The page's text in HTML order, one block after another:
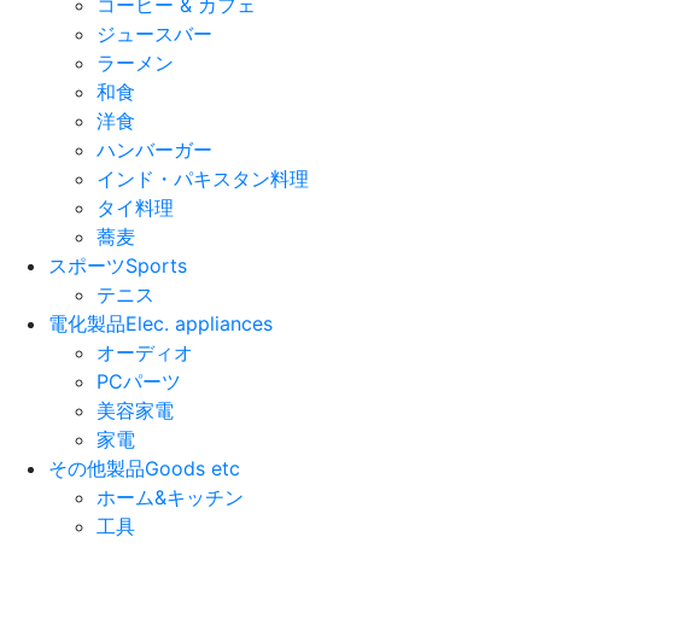
コーヒー & カフェ
ジュースバー
ラーメン
和食
洋食
ハンバーガー
インド・パキスタン料理
タイ料理
蕎麦
スポーツSports
テニス
電化製品Elec. appliances
オーディオ
PCパーツ
美容家電
家電
その他製品Goods etc
ホーム&キッチン
工具